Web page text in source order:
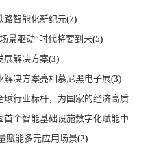
路智能化新纪元(7)
景驱动”时代将要到来(5)
展解决方案(3)
解决方案亮相慕尼黑电子展(3)
展贡献更大力量|上海电气集团党委书记、董事长吴磊来访
个智能基础设施数字化赋能中心
赋能多元应用场景(2)